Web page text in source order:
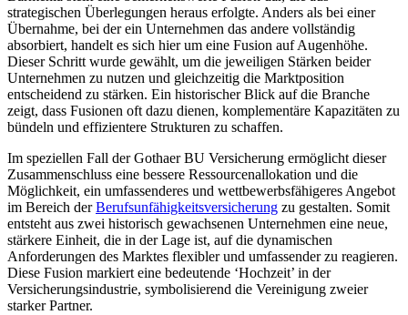
strategischen Überlegungen heraus erfolgte. Anders als bei einer
Übernahme, bei der ein Unternehmen das andere vollständig
absorbiert, handelt es sich hier um eine Fusion auf Augenhöhe.
Dieser Schritt wurde gewählt, um die jeweiligen Stärken beider
Unternehmen zu nutzen und gleichzeitig die Marktposition
entscheidend zu stärken. Ein historischer Blick auf die Branche
zeigt, dass Fusionen oft dazu dienen, komplementäre Kapazitäten zu
bündeln und effizientere Strukturen zu schaffen.
Im speziellen Fall der Gothaer BU Versicherung ermöglicht dieser
Zusammenschluss eine bessere Ressourcenallokation und die
Möglichkeit, ein umfassenderes und wettbewerbsfähigeres Angebot
im Bereich derBerufsunfähigkeitsversicherung zu gestalten. Somit
entsteht aus zwei historisch gewachsenen Unternehmen eine neue,
stärkere Einheit, die in der Lage ist, auf die dynamischen
Anforderungen des Marktes flexibler und umfassender zu reagieren.
Diese Fusion markiert eine bedeutende ‘Hochzeit’ in der
Versicherungsindustrie, symbolisierend die Vereinigung zweier
starker Partner.